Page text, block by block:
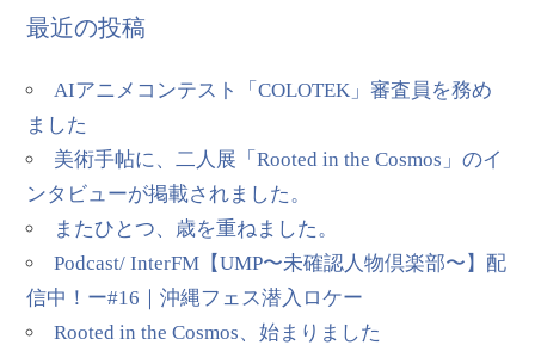
最近の投稿
AIアニメコンテスト「COLOTEK」審査員を務め
ました
美術手帖に、二人展「Rooted in the Cosmos」のイ
ンタビューが掲載されました。
またひとつ、歳を重ねました。
Podcast/ InterFM【UMP〜未確認人物倶楽部〜】配
信中！ー#16｜沖縄フェス潜入ロケー
Rooted in the Cosmos、始まりました